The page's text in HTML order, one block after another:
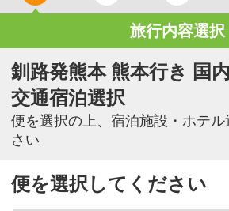
旅行内容選択
釧路発熊本 熊本行き 国
交通宿泊選択
便を選択の上、宿泊施設・ホテ
さい
便を選択してください